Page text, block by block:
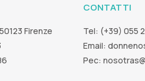
Firenze
CONTATTI
Tel: (+39) 055
Email:
Pec: